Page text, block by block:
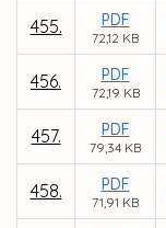
455. PDF
72,12 KB
456. PDF
72,19 KB
457. PDF
79,34 KB
458. PDF
71,91 KB